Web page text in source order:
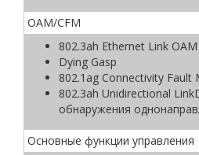
ОАМ/CFM
802.3ah Ethernet Link OAM
Dying Gasp
802.1ag Connectivity Fault
802.3ah Unidirectional
обнаружения
Основные функции управления